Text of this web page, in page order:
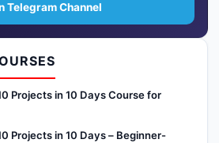
Telegram Channel
Projects in 10 Days Course for
Projects in 10 Days – Beginner-